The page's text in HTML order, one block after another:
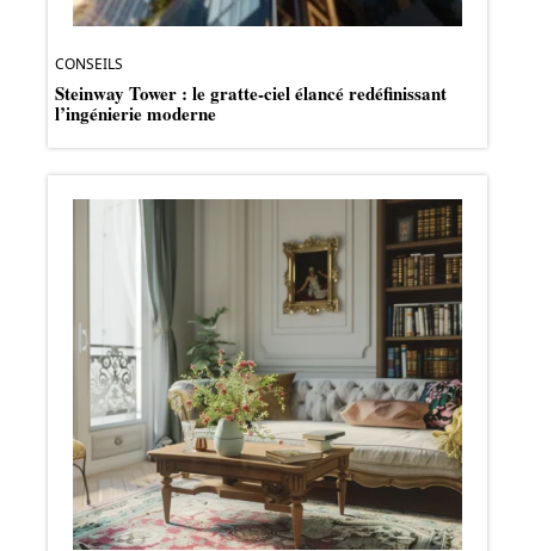
CONSEILS
Steinway Tower : le gratte-ciel élancé redéfinissant
l’ingénierie moderne